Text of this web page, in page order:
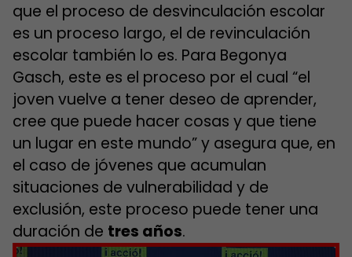
que el proceso de desvinculación escolar
es un proceso largo, el de revinculación
escolar también lo es. Para Begonya
Gasch, este es el proceso por el cual “el
joven vuelve a tener deseo de aprender,
cree que puede hacer cosas y que tiene
un lugar en este mundo” y asegura que, en
el caso de jóvenes que acumulan
situaciones de vulnerabilidad y de
exclusión, este proceso puede tener una
duración de tres años.